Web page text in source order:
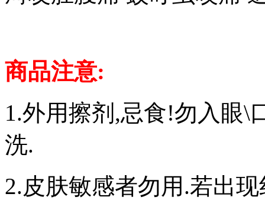
商品注意:
1.外用擦剂,忌食!勿入眼\
洗.
2.皮肤敏感者勿用.若出